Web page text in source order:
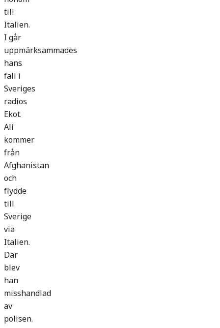
till
Italien.
I går
uppmärksammades
hans
fall i
Sveriges
radios
Ekot.
Ali
kommer
från
Afghanistan
och
flydde
till
Sverige
via
Italien.
Där
blev
han
misshandlad
av
polisen.